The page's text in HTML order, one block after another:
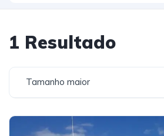
1 Resultado
Tamanho maior